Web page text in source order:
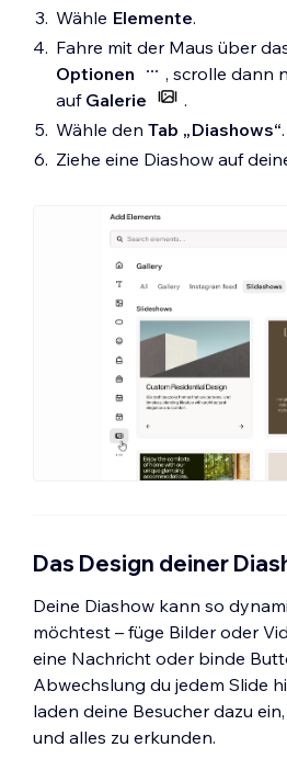
Wähle Elemente.
Fahre mit der Maus über
Optionen
, scrolle dann
auf Galerie
.
Wähle den Tab „Diashows“.
Ziehe eine Diashow auf
Das Design deiner
Deine Diashow kann so
möchtest – füge Bilder oder
eine Nachricht oder binde
Abwechslung du jedem Slide
laden deine Besucher dazu
und alles zu erkunden.